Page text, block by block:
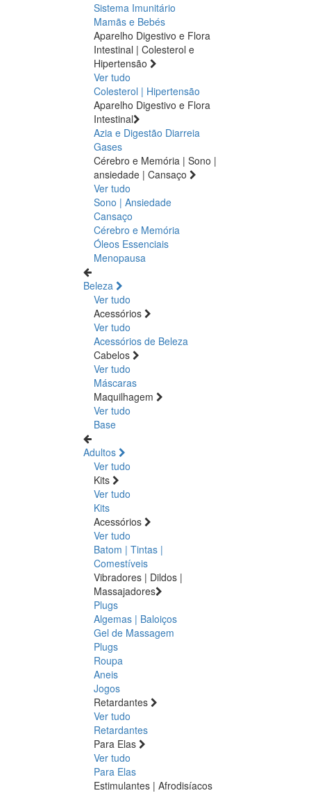
Sistema Imunitário
Mamãs e Bebés
Aparelho Digestivo e Flora
Intestinal | Colesterol e
Hipertensão
Ver tudo
Colesterol | Hipertensão
Aparelho Digestivo e Flora
Intestinal
Azia e Digestão Diarreia
Gases
Cérebro e Memória | Sono |
ansiedade | Cansaço
Ver tudo
Sono | Ansiedade
Cansaço
Cérebro e Memória
Óleos Essenciais
Menopausa
Beleza
Ver tudo
Acessórios
Ver tudo
Acessórios de Beleza
Cabelos
Ver tudo
Máscaras
Maquilhagem
Ver tudo
Base
Adultos
Ver tudo
Kits
Ver tudo
Kits
Acessórios
Ver tudo
Batom | Tintas |
Comestíveis
Vibradores | Dildos |
Massajadores
Plugs
Algemas | Baloiços
Gel de Massagem
Plugs
Roupa
Aneis
Jogos
Retardantes
Ver tudo
Retardantes
Para Elas
Ver tudo
Para Elas
Estimulantes | Afrodisíacos